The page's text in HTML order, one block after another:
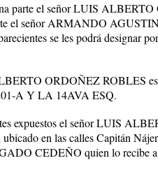
parte el señor LUIS
el señor ARMANDO
se les podrá designar
ORDOÑEZ ROBLES
A Y LA 14AVA ESQ.
expuestos el señor LUIS
en las calles Capitán
CEDEÑO quien lo recibe a